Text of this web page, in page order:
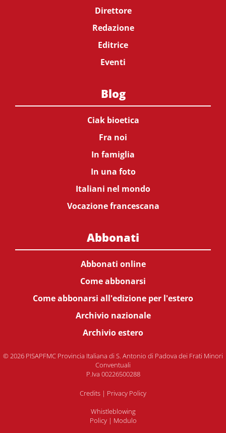
Direttore
Redazione
Editrice
Eventi
Blog
Ciak bioetica
Fra noi
In famiglia
In una foto
Italiani nel mondo
Vocazione francescana
Abbonati
Abbonati online
Come abbonarsi
Come abbonarsi all'edizione per l'estero
Archivio nazionale
Archivio estero
© 2026 PISAPFMC Provincia Italiana di S. Antonio di Padova dei Frati Minori
Conventuali
P.Iva 00226500288
Credits | Privacy Policy
Whistleblowing
Policy| Modulo